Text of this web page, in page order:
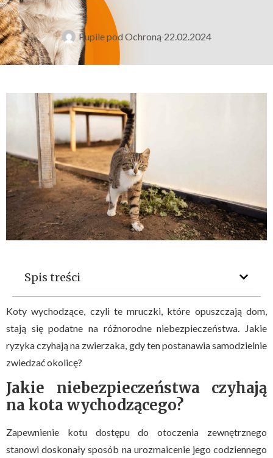
Pupile pod Ochroną 22.02.2024
Spis treści
Koty wychodzące, czyli te mruczki, które opuszczają dom,
stają się podatne na różnorodne niebezpieczeństwa. Jakie
ryzyka czyhają na zwierzaka, gdy ten postanawia samodzielnie
zwiedzać okolicę?
Jakie niebezpieczeństwa czyhają
na kota wychodzącego?
Zapewnienie kotu dostępu do otoczenia zewnętrznego
stanowi doskonały sposób na urozmaicenie jego codziennego